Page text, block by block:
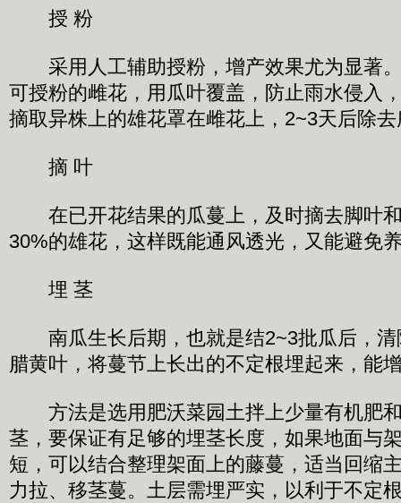
授 粉
采用人工辅助授粉，增产效果尤为显著
可授粉的雌花，用瓜叶覆盖，防止雨水侵入
摘取异株上的雄花罩在雌花上，2~3天后除
摘 叶
在已开花结果的瓜蔓上，及时摘去脚叶
30%的雄花，这样既能通风透光，又能避免
埋 茎
南瓜生长后期，也就是结2~3批瓜后，清
腊黄叶，将蔓节上长出的不定根埋起来，能
方法是选用肥沃菜园土拌上少量有机肥
茎，要保证有足够的埋茎长度，如果地面与
短，可以结合整理架面上的藤蔓，适当回缩
力拉、移茎蔓。土层需埋严实，以利于不定